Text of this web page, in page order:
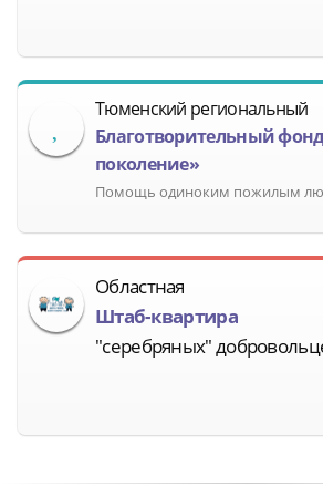
Тюменский региональный
Благотворительный
поколение»
Помощь одиноким пожилым
Областная
Штаб-квартира
"серебряных"